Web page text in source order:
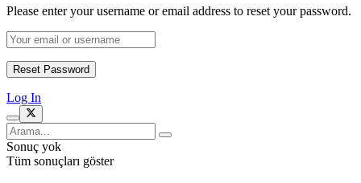
Please enter your username or email address to reset your password.
Log In
Sonuç yok
Tüm sonuçları göster